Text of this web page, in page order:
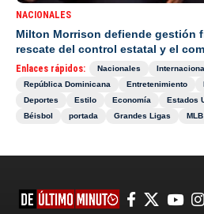
NACIONALES
Milton Morrison defiende gestión
rescate del control estatal y el
Enlaces rápidos: Nacionales
República Dominicana
Entretenimiento
Deportes
Estilo Economía Estados
Béisbol
portada Grandes Ligas MLB